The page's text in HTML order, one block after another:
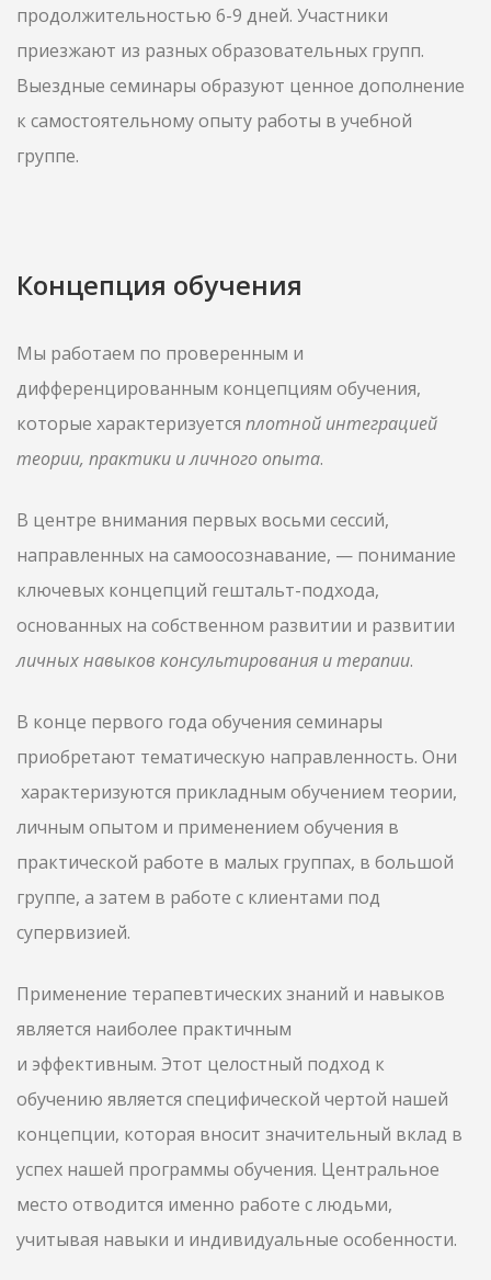
продолжительностью 6-9 дней. Участники
приезжают из разных образовательных групп.
Выездные семинары образуют ценное дополнение
к самостоятельному опыту работы в учебной
группе.
Концепция обучения
Мы работаем по проверенным и
дифференцированным концепциям обучения,
которые характеризуется плотной интеграцией
теории, практики и личного опыта.
В центре внимания первых восьми сессий,
направленных на самоосознавание, — понимание
ключевых концепций гештальт-подхода,
основанных на собственном развитии и развитии
личных навыков консультирования и терапии.
В конце первого года обучения семинары
приобретают тематическую направленность. Они
характеризуются прикладным обучением теории,
личным опытом и применением обучения в
практической работе в малых группах, в большой
группе, а затем в работе с клиентами под
супервизией.
Применение терапевтических знаний и навыков
является наиболее практичным
и эффективным. Этот целостный подход к
обучению является специфической чертой нашей
концепции, которая вносит значительный вклад в
успех нашей программы обучения. Центральное
место отводится именно работе с людьми,
учитывая навыки и индивидуальные особенности.